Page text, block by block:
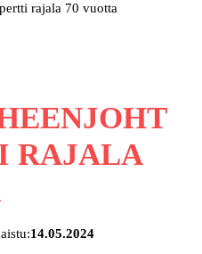
rajala 70 vuotta
RAJALA
14.05.2024